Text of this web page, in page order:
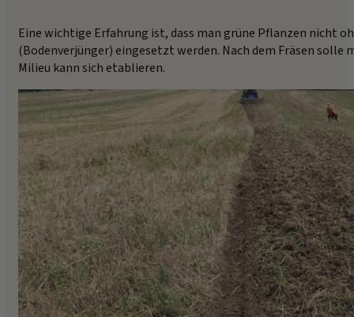
Eine wichtige Erfahrung ist, dass man grüne Pflanzen nicht
(Bodenverjünger) eingesetzt werden. Nach dem Fräsen
Milieu kann sich etablieren.